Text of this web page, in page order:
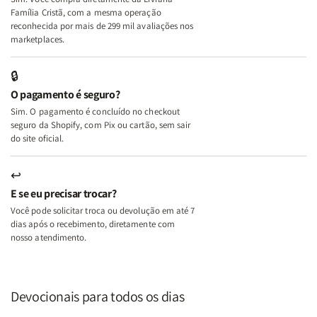
+
A
Mulher
Lar
+
A
Lar
Família Cristã, com a mesma operação
reconhecida por mais de 299 mil avaliações nos
marketplaces.
🔒
O pagamento é seguro?
Sim. O pagamento é concluído no checkout
seguro da Shopify, com Pix ou cartão, sem sair
do site oficial.
↩
E se eu precisar trocar?
Você pode solicitar troca ou devolução em até 7
dias após o recebimento, diretamente com
nosso atendimento.
Devocionais para todos os dias